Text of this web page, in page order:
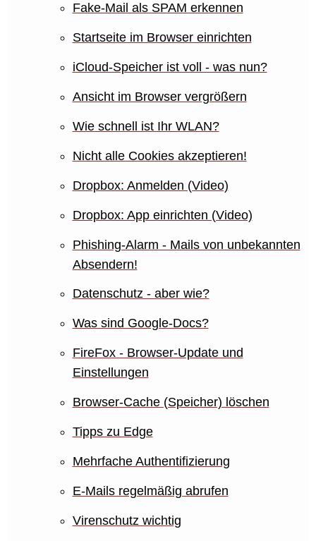
Fake-Mail als SPAM erkennen
Startseite im Browser einrichten
iCloud-Speicher ist voll - was nun?
Ansicht im Browser vergrößern
Wie schnell ist Ihr WLAN?
Nicht alle Cookies akzeptieren!
Dropbox: Anmelden (Video)
Dropbox: App einrichten (Video)
Phishing-Alarm - Mails von unbekannten
Absendern!
Datenschutz - aber wie?
Was sind Google-Docs?
FireFox - Browser-Update und
Einstellungen
Browser-Cache (Speicher) löschen
Tipps zu Edge
Mehrfache Authentifizierung
E-Mails regelmäßig abrufen
Virenschutz wichtig